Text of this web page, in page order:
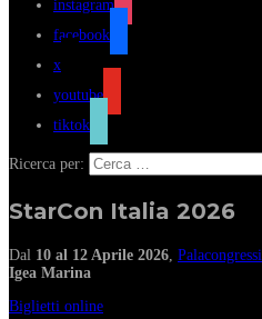
instagram
facebook
x
youtube
tiktok
Ricerca per:
StarCon Italia 2026
Dal 10 al 12 Aprile 2026 Palacongressi
Igea Marina
Biglietti online